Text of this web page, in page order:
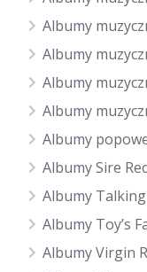
Albumy
Albumy
Albumy
Albumy
Albumy
Albumy Sire
Albumy
Albumy Toy’s
Albumy Virgin